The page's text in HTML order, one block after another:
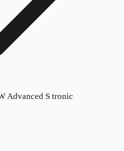
Advanced S tronic